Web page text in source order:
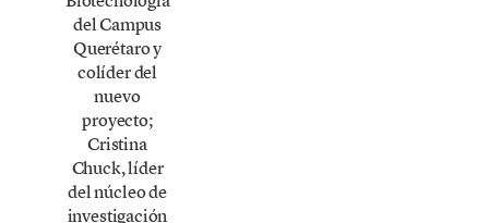
del Campus
Querétaro y
colíder del
nuevo
proyecto;
Cristina
Chuck, líder
del núcleo de
investigación